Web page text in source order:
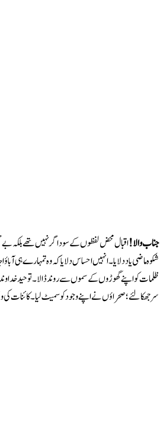
جناب والا!اقبال محض لفظوں کے سوداگر نہیں تھے بلکہ بے
شکوہ ماضی یاد دلایا۔ انہیں احساس دلایا کہ وہ تمہارے ہی
ظلمات کو اپنے گھوڑوں کے سموں سے روند ڈالا۔ توحید
سر جھکا لئے ؛ صحراؤں نے اپنے وجود کو سمیٹ لیا۔ کائنات